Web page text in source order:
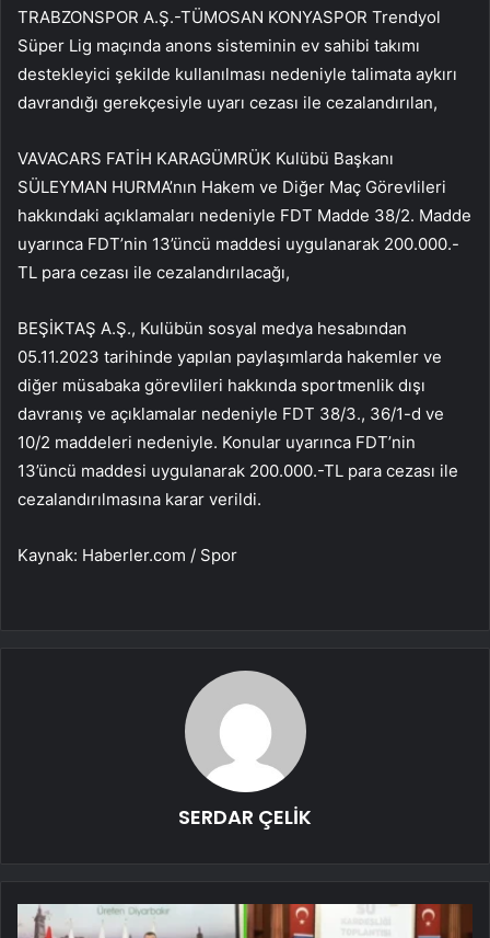
TRABZONSPOR A.Ş.-TÜMOSAN KONYASPOR Trendyol
Süper Lig maçında anons sisteminin ev sahibi takımı
destekleyici şekilde kullanılması nedeniyle talimata aykırı
davrandığı gerekçesiyle uyarı cezası ile cezalandırılan,
VAVACARS FATİH KARAGÜMRÜK Kulübü Başkanı
SÜLEYMAN HURMA’nın Hakem ve Diğer Maç Görevlileri
hakkındaki açıklamaları nedeniyle FDT Madde 38/2. Madde
uyarınca FDT’nin 13’üncü maddesi uygulanarak 200.000.-
TL para cezası ile cezalandırılacağı,
BEŞİKTAŞ A.Ş., Kulübün sosyal medya hesabından
05.11.2023 tarihinde yapılan paylaşımlarda hakemler ve
diğer müsabaka görevlileri hakkında sportmenlik dışı
davranış ve açıklamalar nedeniyle FDT 38/3., 36/1-d ve
10/2 maddeleri nedeniyle. Konular uyarınca FDT’nin
13’üncü maddesi uygulanarak 200.000.-TL para cezası ile
cezalandırılmasına karar verildi.
Kaynak: Haberler.com / Spor
SERDAR ÇELİK